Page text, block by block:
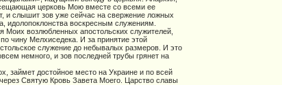
церковь Мою вместе со всеми ее
и слышит зов уже сейчас на свержение ложных
идолопоклонства воскресным служениям.
возлюбленных апостольских служителей,
чину Мелхиседека. И за принятие этой
служение до небывалых размеров. И это
немного, и зов последней трубы грянет на
займет достойное место на Украине и по всей
Святую Кровь Завета Моего. Царство славы